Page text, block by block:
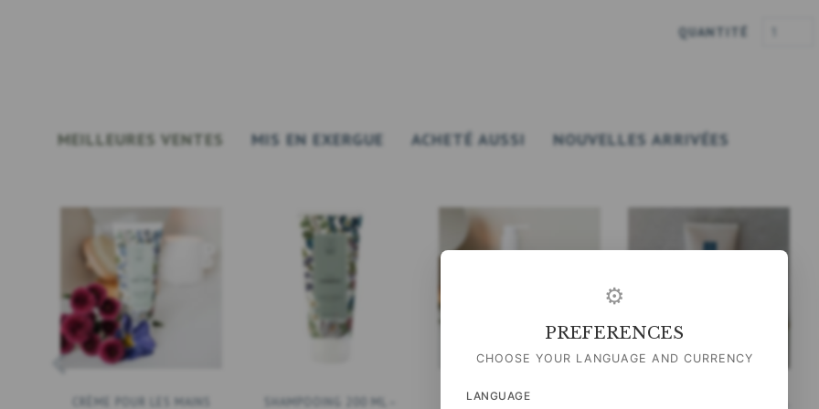
QUANTITÉ
MEILLEURES VENTES MIS EN EXERGUE ACHETÉ AUSSI NOUVELLES ARRIVÉES
CRÈME POUR LES MAINS
SHAMPOOING 200 ML –
SAVON POUR LES MAINS
⚙
PREFERENCES
CHOOSE YOUR LANGUAGE AND CURRENCY
LANGUAGE